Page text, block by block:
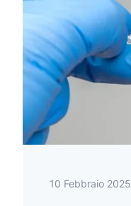
10 Febbraio 2025